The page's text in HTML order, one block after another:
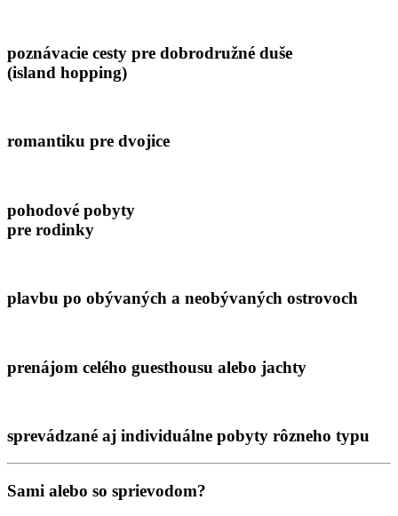
poznávacie cesty pre dobrodružné duše
(island hopping)
romantiku pre dvojice
pohodové pobyty
pre rodinky
plavbu po obývaných a neobývaných ostrovoch
prenájom celého guesthousu alebo jachty
sprevádzané aj individuálne pobyty rôzneho typu
Sami alebo so sprievodom?